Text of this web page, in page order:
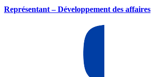
Représentant – Développement des affaires